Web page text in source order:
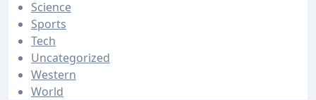
Science
Sports
Tech
Uncategorized
Western
World